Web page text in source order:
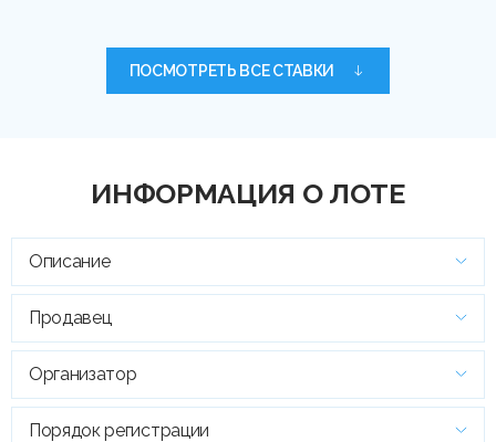
ПОСМОТРЕТЬ ВСЕ СТАВКИ
ИНФОРМАЦИЯ О ЛОТЕ
Описание
Продавец
Организатор
Порядок регистрации